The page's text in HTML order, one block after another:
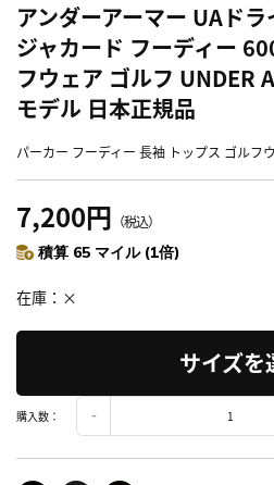
アンダーアーマー UAド
ジャカード フーディー
フウェア ゴルフ UNDER
モデル 日本正規品
パーカー フーディー 長袖 トップス ゴルフ
7,200円 （税込）
積算 65 マイル (1倍)
在庫 ×
サイズを
購入数：